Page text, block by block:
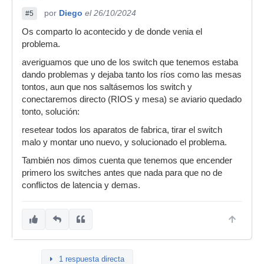
#5 por Diego el 26/10/2024
Os comparto lo acontecido y de donde venia el
problema.
averiguamos que uno de los switch que tenemos estaba
dando problemas y dejaba tanto los ríos como las mesas
tontos, aun que nos saltásemos los switch y
conectaremos directo (RIOS y mesa) se aviario quedado
tonto, solución:
resetear todos los aparatos de fabrica, tirar el switch
malo y montar uno nuevo, y solucionado el problema.
También nos dimos cuenta que tenemos que encender
primero los switches antes que nada para que no de
conflictos de latencia y demas.
1 respuesta directa